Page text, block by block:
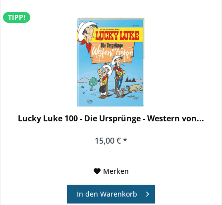
TIPP!
Lucky Luke 100 - Die Ursprünge - Western von...
15,00 € *
Merken
In den Warenkorb